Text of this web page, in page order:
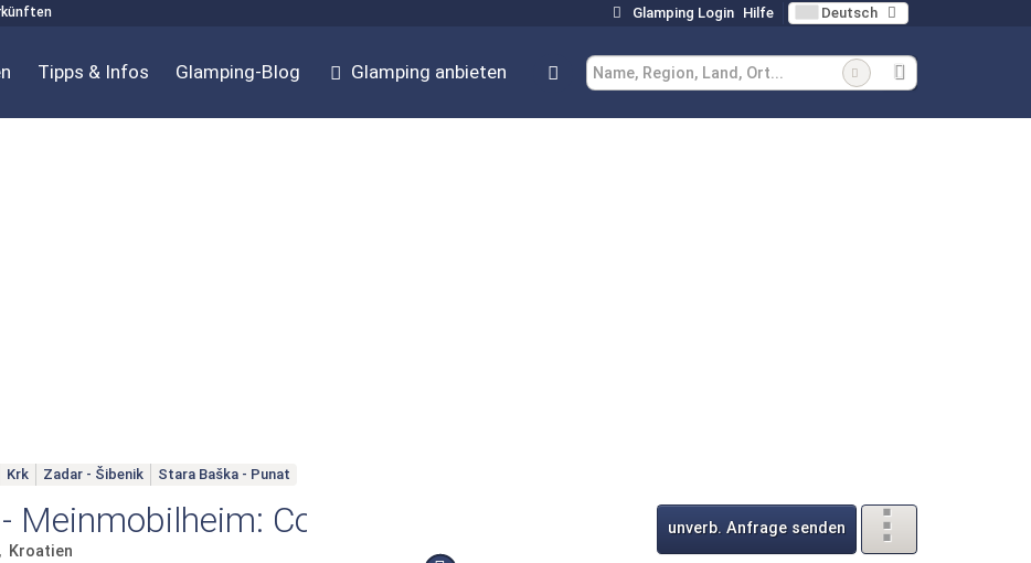
Glamping Login Hilfe Deutsch
Tipps & Infos Glamping-Blog Glamping anbieten
Krk Zadar - Šibenik Stara Baška - Punat
Meinmobilheim: Comfort auf dem Škrila Sunny Camping
Kroatien
unverb. Anfrage senden